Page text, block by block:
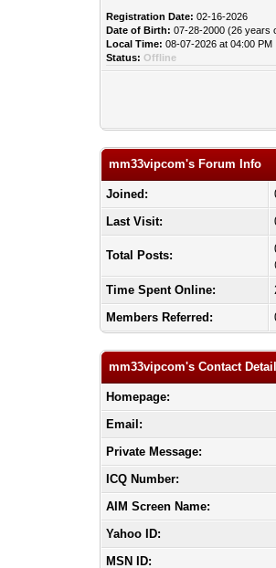
Registration Date: 02-16-2026
Date of Birth: 07-28-2000 (26 years
Local Time: 08-07-2026 at 04:00 PM
Status: Offline
mm33vipcom's Forum Info
Joined:
Last Visit:
Total Posts:
Time Spent Online:
Members Referred:
mm33vipcom's Contact
Homepage:
Email:
Private Message:
ICQ Number:
AIM Screen Name:
Yahoo ID:
MSN ID: